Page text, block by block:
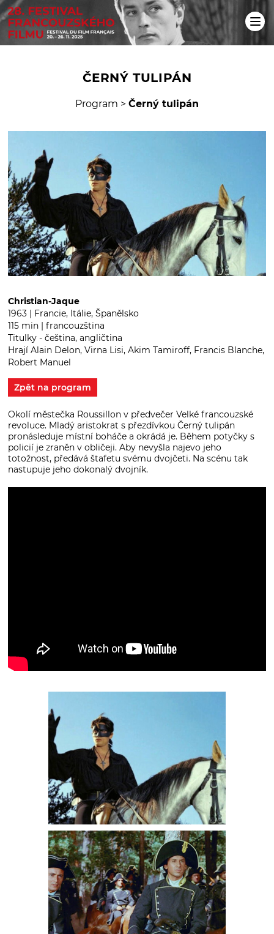
ČERNÝ TULIPÁN
Program > Černý tulipán
Christian-Jaque
1963 | Francie, Itálie, Španělsko
115 min | francouzština
Titulky - čeština, angličtina
Hrají Alain Delon, Virna Lisi, Akim Tamiroff, Francis Blanche,
Robert Manuel
Zpět na program
Okolí městečka Roussillon v předvečer Velké francouzské
revoluce. Mladý aristokrat s přezdívkou Černý tulipán
pronásleduje místní boháče a okrádá je. Během potyčky s
policií je zraněn v obličeji. Aby nevyšla najevo jeho
totožnost, předává štafetu svému dvojčeti. Na scénu tak
nastupuje jeho dokonalý dvojník.